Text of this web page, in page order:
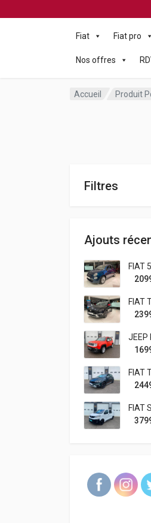
Fiat Fiat pro
Nos offres
Accueil Produit
Filtres
Ajouts
FIAT
FIAT
JEEP
FIAT
FIAT